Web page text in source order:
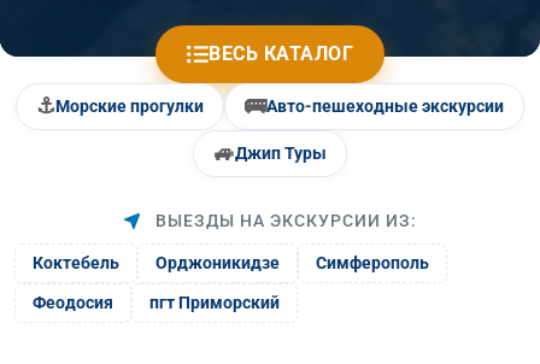
ВЕСЬ КАТАЛОГ
⚓Морские прогулки 🚌Авто-пешеходные экскурсии
🚙Джип Туры
ВЫЕЗДЫ НА ЭКСКУРСИИ ИЗ:
Коктебель Орджоникидзе Симферополь
Феодосия пгт Приморский